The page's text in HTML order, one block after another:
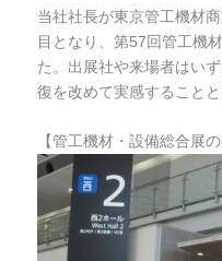
当社社長が東京管工機材
目となり、第57回管工機
た。出展社や来場者はい
復を改めて実感することと
【管工機材・設備総合展